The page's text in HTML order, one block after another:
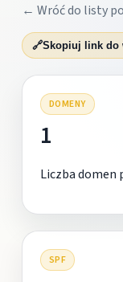
← Wróć do listy
🔗Skopiuj link do
DOMENY
1
Liczba domen
SPF